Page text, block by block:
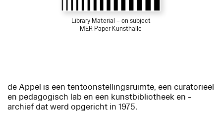
Library Material – on subject
MER Paper Kunsthalle
de Appel is een tentoonstellingsruimte, een curatorieel
en pedagogisch lab en een kunstbibliotheek en -
archief dat werd opgericht in 1975.